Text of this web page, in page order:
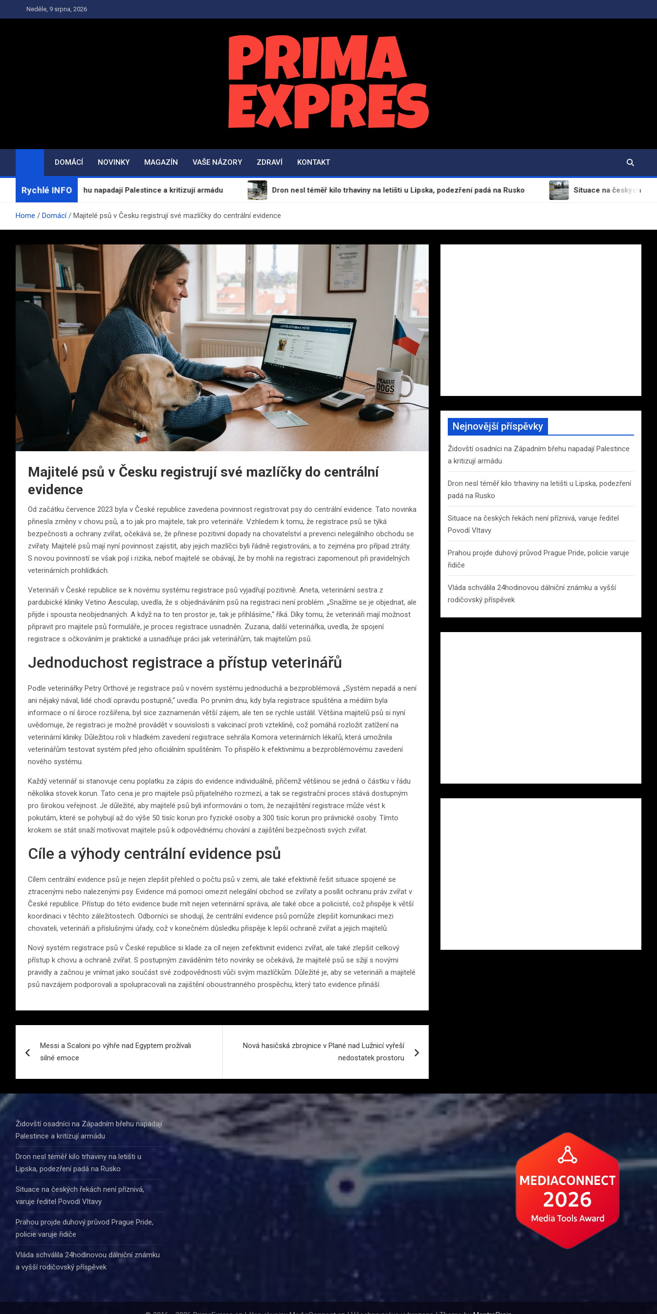
to
Neděle, 9 srpna, 2026
PrimaExpres.cz
DOMÁCÍ NOVINKY MAGAZÍN VAŠE NÁZORY ZDRAVÍ KONTAKT
Rychlé INFO
břehu napadají Palestince a kritizují armádu Dron nesl téměř kilo trhaviny na letišti u Lipska, podezření padá na Rusko Situace na českých řekách není
Home Domácí Majitelé psů v Česku registrují své mazlíčky do centrální evidence
Majitelé psů v Česku registrují své mazlíčky do centrální
evidence
Od začátku července 2023 byla v České republice zavedena povinnost registrovat psy do centrální evidence. Tato novinka
přinesla změny v chovu psů, a to jak pro majitele, tak pro veterináře. Vzhledem k tomu, že registrace psů se týká
bezpečnosti a ochrany zvířat, očekává se, že přinese pozitivní dopady na chovatelství a prevenci nelegálního obchodu se
zvířaty. Majitelé psů mají nyní povinnost zajistit, aby jejich mazlíčci byli řádně registrováni, a to zejména pro případ ztráty.
S novou povinností se však pojí i rizika, neboť majitelé se obávají, že by mohli na registraci zapomenout při pravidelných
veterinárních prohlídkách.
Veterináři v České republice se k novému systému registrace psů vyjadřují pozitivně. Aneta, veterinární sestra z
pardubické kliniky Vetino Aesculap, uvedla, že s objednáváním psů na registraci není problém. „Snažíme se je objednat, ale
přijde i spousta neobjednaných. A když na to ten prostor je, tak je přihlásíme,“ říká. Díky tomu, že veterináři mají možnost
připravit pro majitele psů formuláře, je proces registrace usnadněn. Zuzana, další veterinářka, uvedla, že spojení
registrace s očkováním je praktické a usnadňuje práci jak veterinářům, tak majitelům psů.
Jednoduchost registrace a přístup veterinářů
Podle veterinářky Petry Orthové je registrace psů v novém systému jednoduchá a bezproblémová. „Systém nepadá a není
ani nějaký nával, lidé chodí opravdu postupně,“ uvedla. Po prvním dnu, kdy byla registrace spuštěna a médiím byla
informace o ní široce rozšířena, byl sice zaznamenán větší zájem, ale ten se rychle ustálil. Většina majitelů psů si nyní
uvědomuje, že registraci je možné provádět v souvislosti s vakcinací proti vzteklině, což pomáhá rozložit zatížení na
veterinární kliniky. Důležitou roli v hladkém zavedení registrace sehrála Komora veterinárních lékařů, která umožnila
veterinářům testovat systém před jeho oficiálním spuštěním. To přispělo k efektivnímu a bezproblémovému zavedení
nového systému.
Každý veterinář si stanovuje cenu poplatku za zápis do evidence individuálně, přičemž většinou se jedná o částku v řádu
několika stovek korun. Tato cena je pro majitele psů přijatelného rozmezí, a tak se registrační proces stává dostupným
pro širokou veřejnost. Je důležité, aby majitelé psů byli informováni o tom, že nezajištění registrace může vést k
pokutám, které se pohybují až do výše 50 tisíc korun pro fyzické osoby a 300 tisíc korun pro právnické osoby. Tímto
krokem se stát snaží motivovat majitele psů k odpovědnému chování a zajištění bezpečnosti svých zvířat.
Cíle a výhody centrální evidence psů
Cílem centrální evidence psů je nejen zlepšit přehled o počtu psů v zemi, ale také efektivně řešit situace spojené se
ztracenými nebo nalezenými psy. Evidence má pomoci omezit nelegální obchod se zvířaty a posílit ochranu práv zvířat v
České republice. Přístup do této evidence bude mít nejen veterinární správa, ale také obce a policisté, což přispěje k větší
koordinaci v těchto záležitostech. Odborníci se shodují, že centrální evidence psů pomůže zlepšit komunikaci mezi
chovateli, veterináři a příslušnými úřady, což v konečném důsledku přispěje k lepší ochraně zvířat a jejich majitelů.
Nový systém registrace psů v České republice si klade za cíl nejen zefektivnit evidenci zvířat, ale také zlepšit celkový
přístup k chovu a ochraně zvířat. S postupným zaváděním této novinky se očekává, že majitelé psů se sžijí s novými
pravidly a začnou je vnímat jako součást své zodpovědnosti vůči svým mazlíčkům. Důležité je, aby se veterináři a majitelé
psů navzájem podporovali a spolupracovali na zajištění oboustranného prospěchu, který tato evidence přináší.
pro
příspěvek
Messi a Scaloni po výhře nad Egyptem prožívali
silné emoce
Nová hasičská zbrojnice v Plané nad Lužnicí vyřeší
nedostatek prostoru
Nejnovější příspěvky
Židovští osadníci na Západním břehu napadají Palestince
a kritizují armádu
Dron nesl téměř kilo trhaviny na letišti u Lipska, podezření
padá na Rusko
Situace na českých řekách není příznivá, varuje ředitel
Povodí Vltavy
Prahou projde duhový průvod Prague Pride, policie varuje
řidiče
Vláda schválila 24hodinovou dálniční známku a vyšší
rodičovský příspěvek
Židovští osadníci na Západním břehu napadají
Palestince a kritizují armádu
Dron nesl téměř kilo trhaviny na letišti u
Lipska, podezření padá na Rusko
Situace na českých řekách není příznivá,
varuje ředitel Povodí Vltavy
Prahou projde duhový průvod Prague Pride,
policie varuje řidiče
Vláda schválila 24hodinovou dálniční známku
a vyšší rodičovský příspěvek